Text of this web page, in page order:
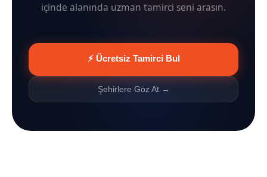
içinde alanında uzman tamirci seni arasın.
⚡ Ücretsiz Tamirci Bul
Şehirlere Göz At →